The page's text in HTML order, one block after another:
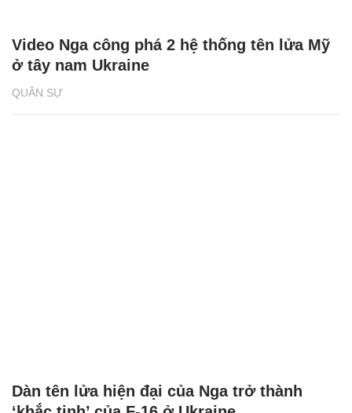
QUÂN SỰ
Video Nga công phá 2 hệ thống tên lửa Mỹ
ở tây nam Ukraine
Dàn tên lửa hiện đại của Nga trở thành